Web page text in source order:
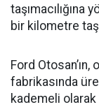
bir kilometre
Ford
fabrikasında
kademeli olarak